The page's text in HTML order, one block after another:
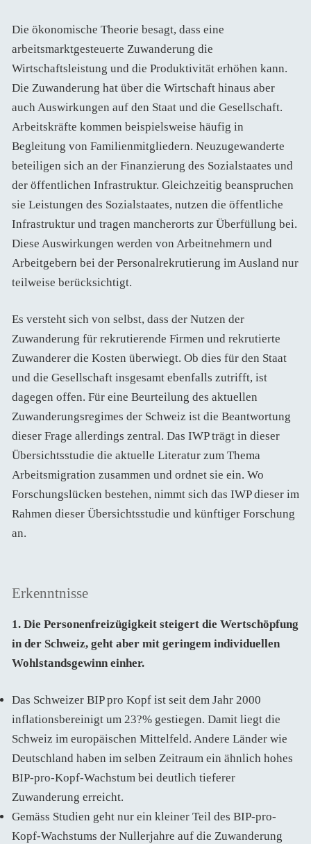
Die ökonomische Theorie besagt, dass eine
arbeitsmarktgesteuerte Zuwanderung die
Wirtschaftsleistung und die Produktivität erhöhen kann.
Die Zuwanderung hat über die Wirtschaft hinaus aber
auch Auswirkungen auf den Staat und die Gesellschaft.
Arbeitskräfte kommen beispielsweise häufig in
Begleitung von Familienmitgliedern. Neuzugewanderte
beteiligen sich an der Finanzierung des Sozialstaates und
der öffentlichen Infrastruktur. Gleichzeitig beanspruchen
sie Leistungen des Sozialstaates, nutzen die öffentliche
Infrastruktur und tragen mancherorts zur Überfüllung bei.
Diese Auswirkungen werden von Arbeitnehmern und
Arbeitgebern bei der Personalrekrutierung im Ausland nur
teilweise berücksichtigt.
Es versteht sich von selbst, dass der Nutzen der
Zuwanderung für rekrutierende Firmen und rekrutierte
Zuwanderer die Kosten überwiegt. Ob dies für den Staat
und die Gesellschaft insgesamt ebenfalls zutrifft, ist
dagegen offen. Für eine Beurteilung des aktuellen
Zuwanderungsregimes der Schweiz ist die Beantwortung
dieser Frage allerdings zentral. Das IWP trägt in dieser
Übersichtsstudie die aktuelle Literatur zum Thema
Arbeitsmigration zusammen und ordnet sie ein. Wo
Forschungslücken bestehen, nimmt sich das IWP dieser im
Rahmen dieser Übersichtsstudie und künftiger Forschung
an.
Erkenntnisse
1. Die Personenfreizügigkeit steigert die Wertschöpfung
in der Schweiz, geht aber mit geringem individuellen
Wohlstandsgewinn einher.
Das Schweizer BIP pro Kopf ist seit dem Jahr 2000
inflationsbereinigt um 23?% gestiegen. Damit liegt die
Schweiz im europäischen Mittelfeld. Andere Länder wie
Deutschland haben im selben Zeitraum ein ähnlich hohes
BIP-pro-Kopf-Wachstum bei deutlich tieferer
Zuwanderung erreicht.
Gemäss Studien geht nur ein kleiner Teil des BIP-pro-
Kopf-Wachstums der Nullerjahre auf die Zuwanderung